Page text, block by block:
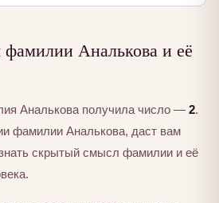
Аналькова и её
Аналькова получила число — 2.
фамилии Аналькова, даст вам
скрытый смысл фамилии и её